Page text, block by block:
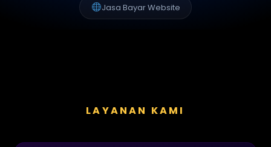
Jasa Bayar Website
LAYANAN KAMI